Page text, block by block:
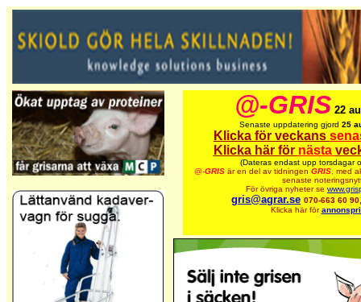
@-GRIS 22
Senaste uppdatering gjord 25
Klicka för veckans
Klicka här för nästa
(Dateras endast upp torsdagar
@-GRIS är en del av tidningen GRIS, med
senaste
För övriga nyheter se
gris@agrar.se 070-663 60
Klicka här för